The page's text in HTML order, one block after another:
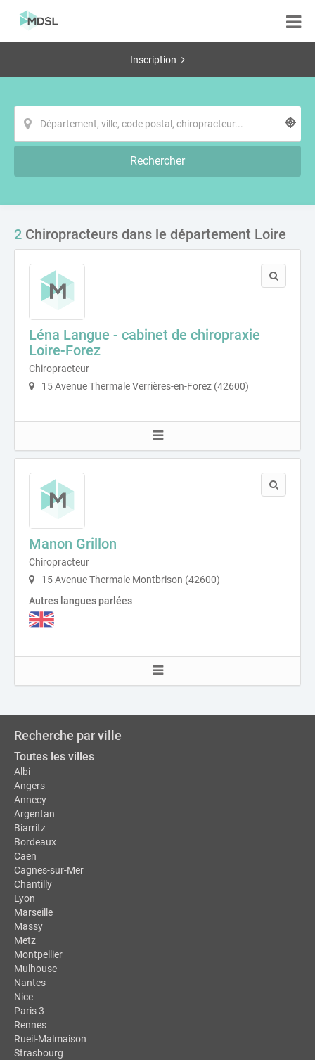
Inscription
Rechercher
2 Chiropracteurs dans le département Loire
Léna Langue - cabinet de chiropraxie
Loire-Forez
Chiropracteur
15 Avenue Thermale Verrières-en-Forez (42600)
Manon Grillon
Chiropracteur
15 Avenue Thermale Montbrison (42600)
Autres langues parlées
Recherche par ville
Toutes les villes
Albi
Angers
Annecy
Argentan
Biarritz
Bordeaux
Caen
Cagnes-sur-Mer
Chantilly
Lyon
Marseille
Massy
Metz
Montpellier
Mulhouse
Nantes
Nice
Paris 3
Rennes
Rueil-Malmaison
Strasbourg